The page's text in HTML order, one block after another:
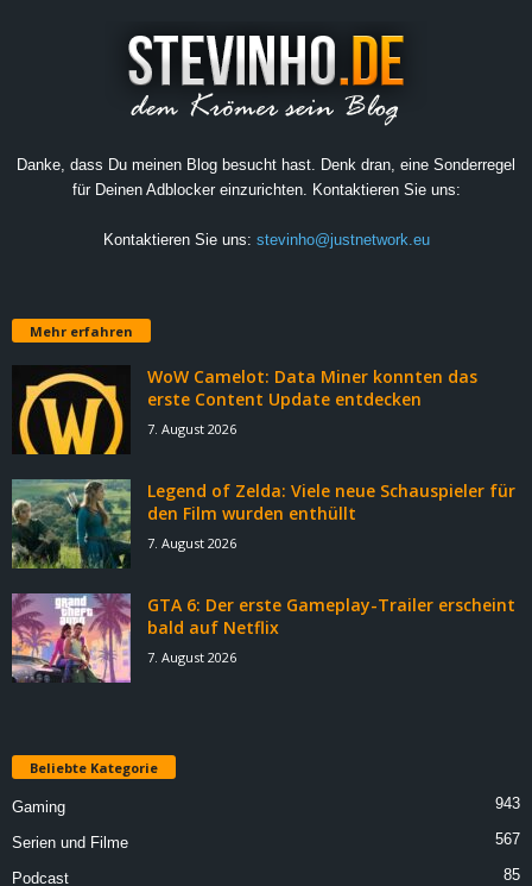
Danke, dass Du meinen Blog besucht hast. Denk dran, eine Sonderregel
für Deinen Adblocker einzurichten. Kontaktieren Sie uns:
Kontaktieren Sie uns: stevinho@justnetwork.eu
Mehr erfahren
WoW Camelot: Data Miner konnten das
erste Content Update entdecken
7. August 2026
Legend of Zelda: Viele neue Schauspieler für
den Film wurden enthüllt
7. August 2026
GTA 6: Der erste Gameplay-Trailer erscheint
bald auf Netflix
7. August 2026
Beliebte Kategorie
Gaming 943
Serien und Filme 567
Podcast 85